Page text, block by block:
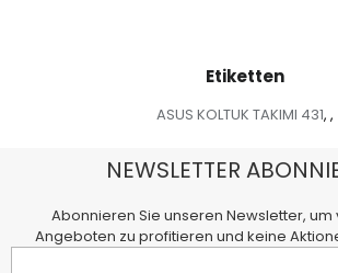
Etiketten
ASUS KOLTUK TAKIMI 431, ,
NEWSLETTER
Abonnieren Sie unseren Newsletter, um
Angeboten zu profitieren und keine